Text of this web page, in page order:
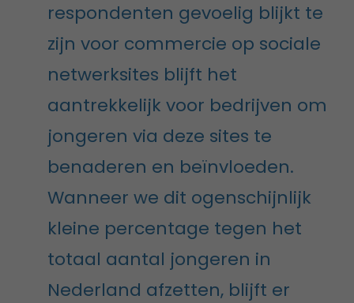
respondenten gevoelig blijkt te
zijn voor commercie op sociale
netwerksites blijft het
aantrekkelijk voor bedrijven om
jongeren via deze sites te
benaderen en beïnvloeden.
Wanneer we dit ogenschijnlijk
kleine percentage tegen het
totaal aantal jongeren in
Nederland afzetten, blijft er